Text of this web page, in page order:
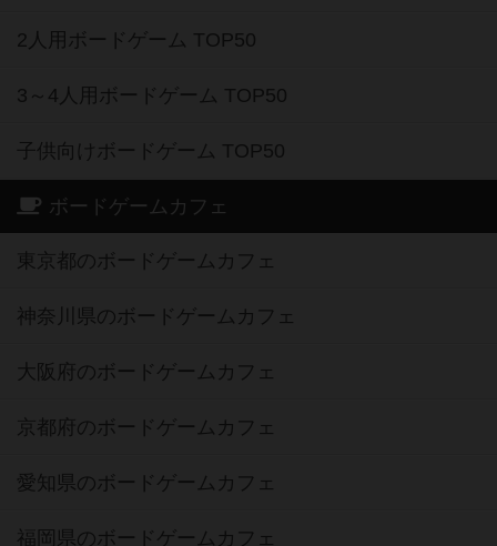
2人用ボードゲーム TOP50
3～4人用ボードゲーム TOP50
子供向けボードゲーム TOP50
ボードゲームカフェ
東京都のボードゲームカフェ
神奈川県のボードゲームカフェ
大阪府のボードゲームカフェ
京都府のボードゲームカフェ
愛知県のボードゲームカフェ
福岡県のボードゲームカフェ